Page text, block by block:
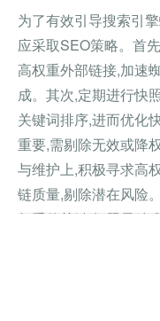
为了有效引导搜索引
应采取SEO策略。首
高权重外部链接,加速
成。其次,定期进行快
关键词排序,进而优化
重要,需剔除无效或降
与维护上,积极寻求高
链质量,剔除潜在风险
权重的关键,标题需精